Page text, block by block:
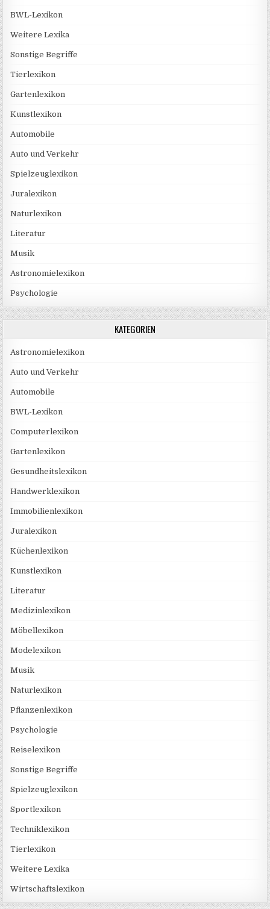
BWL-Lexikon
Weitere Lexika
Sonstige Begriffe
Tierlexikon
Gartenlexikon
Kunstlexikon
Automobile
Auto und Verkehr
Spielzeuglexikon
Juralexikon
Naturlexikon
Literatur
Musik
Astronomielexikon
Psychologie
KATEGORIEN
Astronomielexikon
Auto und Verkehr
Automobile
BWL-Lexikon
Computerlexikon
Gartenlexikon
Gesundheitslexikon
Handwerklexikon
Immobilienlexikon
Juralexikon
Küchenlexikon
Kunstlexikon
Literatur
Medizinlexikon
Möbellexikon
Modelexikon
Musik
Naturlexikon
Pflanzenlexikon
Psychologie
Reiselexikon
Sonstige Begriffe
Spielzeuglexikon
Sportlexikon
Techniklexikon
Tierlexikon
Weitere Lexika
Wirtschaftslexikon